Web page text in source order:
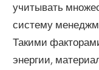
учитывать
систему
Такими
энергии,